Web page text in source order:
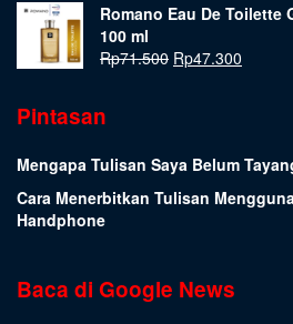
Romano Eau De Toilette
100 ml
Rp71.500 Rp47.300
Pintasan
Mengapa Tulisan Saya Belum
Cara Menerbitkan Tulisan
Handphone
Baca di Google News